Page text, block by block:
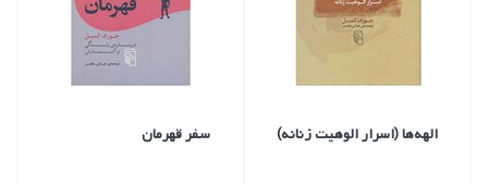
الهه‌ها (اسرار الوهيت زنانه) سفر قهرمان